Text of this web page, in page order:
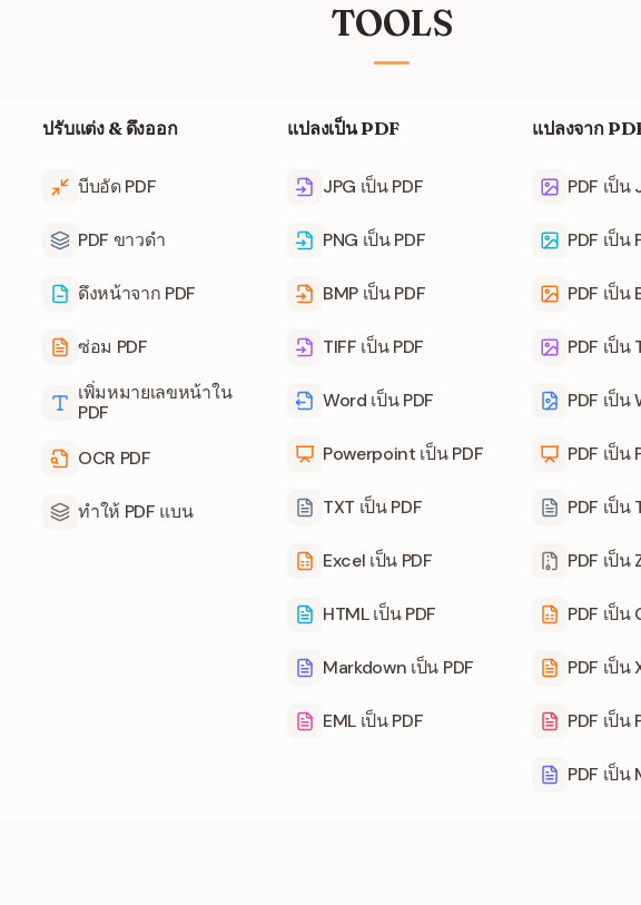
TOOLS
ปรับแต่ง & ดึงออก
บีบอัด PDF
PDF ขาวดำ
ดึงหน้าจาก PDF
ซ่อม PDF
เพิ่มหมายเลขหน้าใน
PDF
OCR PDF
ทำให้ PDF แบน
แปลงเป็น PDF
JPG เป็น PDF
PNG เป็น PDF
BMP เป็น PDF
TIFF เป็น PDF
Word เป็น PDF
Powerpoint เป็น PDF
TXT เป็น PDF
Excel เป็น PDF
HTML เป็น PDF
Markdown เป็น PDF
EML เป็น PDF
แปลงจาก
PDF เป็น
PDF เป็น
PDF เป็น
PDF เป็น
PDF เป็น
PDF เป็
PDF เป็น
PDF เป็น
PDF เป็น
PDF เป็น
PDF เป็น
PDF เป็น